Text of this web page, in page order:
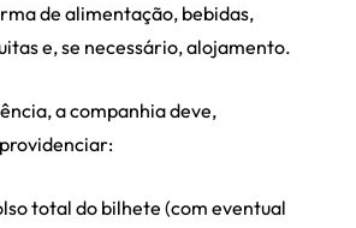
de alimentação, bebidas,
e, se necessário, alojamento.
a companhia deve,
total do bilhete (com eventual